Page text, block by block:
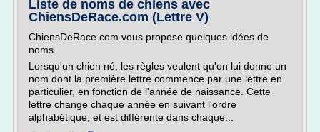
Liste de noms de chiens avec
ChiensDeRace.com (Lettre V)
ChiensDeRace.com vous propose quelques idées de
noms.
Lorsqu'un chien né, les règles veulent qu'on lui donne un
nom dont la première lettre commence par une lettre en
particulier, en fonction de l'année de naissance. Cette
lettre change chaque année en suivant l'ordre
alphabétique, et est différente dans chaque...